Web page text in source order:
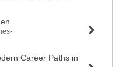
Career Paths in